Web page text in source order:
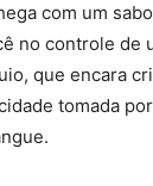
com um
no controle de
que encara
tomada